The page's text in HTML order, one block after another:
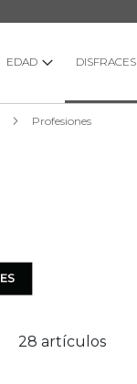
EDAD DISFRACES
Profesiones
28 artículos